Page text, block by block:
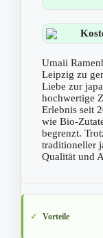
Umaii
Leipzig zu
Liebe zur
hochwertige
Erlebnis seit
wie Bio-
begrenzt.
traditioneller
Qualität und
Vorteile